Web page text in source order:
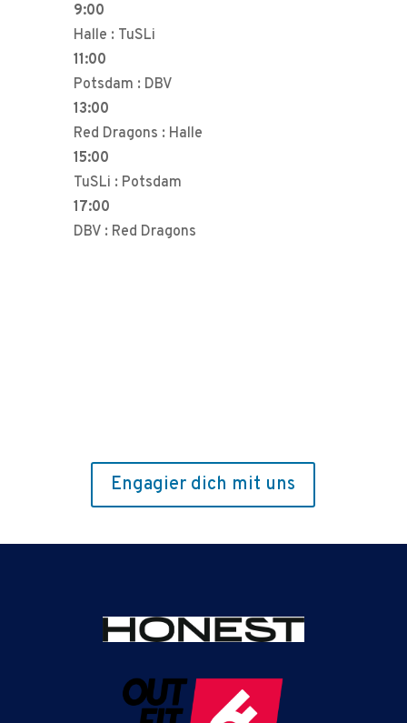
9:00
Halle : TuSLi
11:00
Potsdam : DBV
13:00
Red Dragons : Halle
15:00
TuSLi : Potsdam
17:00
DBV : Red Dragons
Engagier dich mit uns